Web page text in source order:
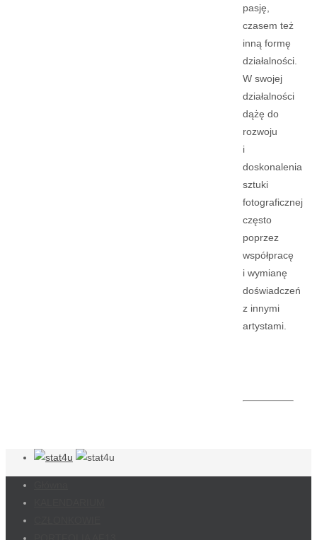
pasję,
czasem też
inną formę
działalności.
W swojej
działalności
dążę do
rozwoju
i
doskonalenia
sztuki
fotograficznej
często
poprzez
współpracę
i wymianę
doświadczeń
z innymi
artystami.